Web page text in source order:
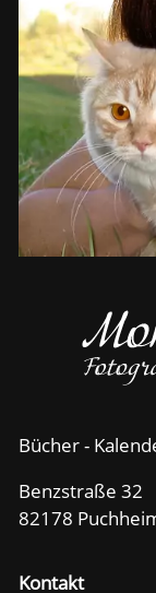
Bücher -
Benzstraße 32
82178
Kontakt